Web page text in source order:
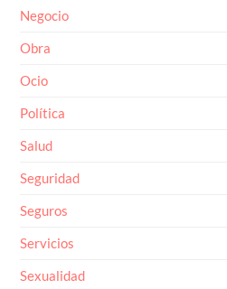
Negocio
Obra
Ocio
Política
Salud
Seguridad
Seguros
Servicios
Sexualidad